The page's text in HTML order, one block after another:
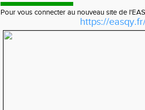
Pour vous connecter au nouveau site de
https://